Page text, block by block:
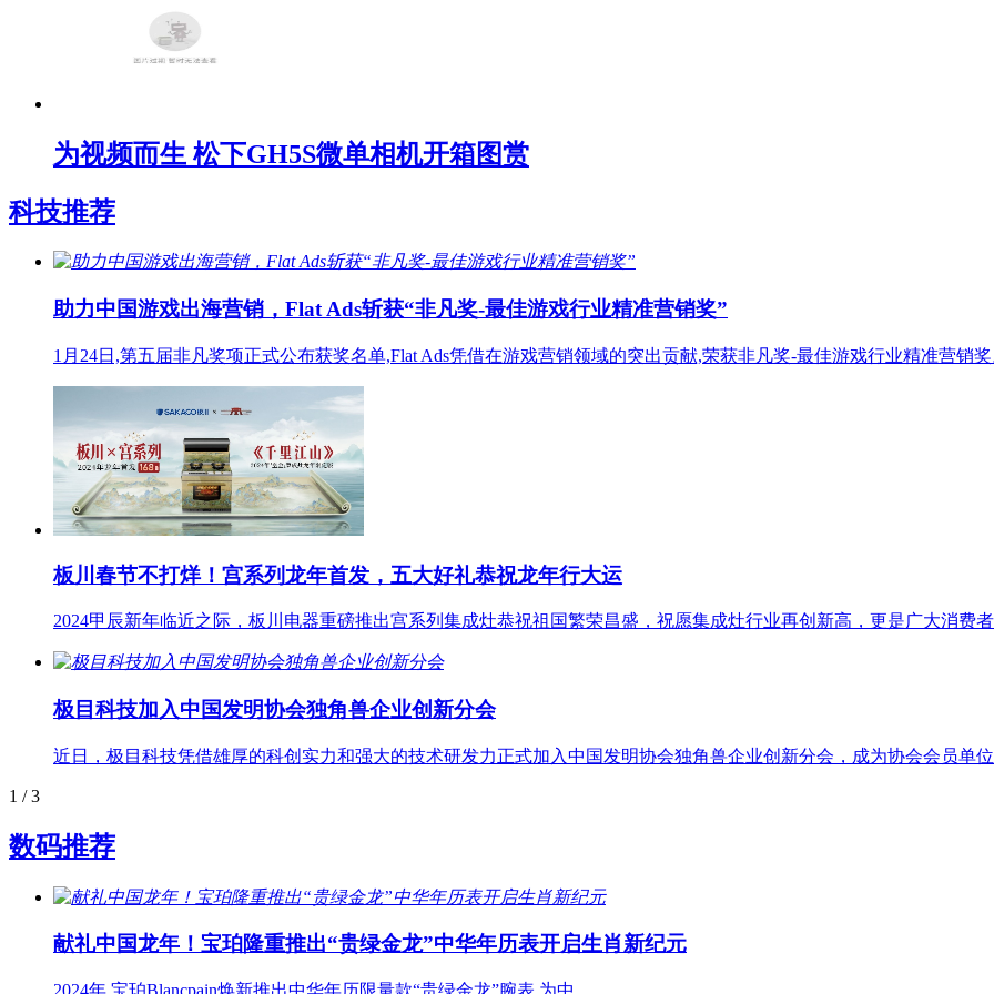
为视频而生 松下GH5S微单相机开箱图赏
科技推荐
助力中国游戏出海营销，Flat Ads斩获“非凡奖-最佳游戏行业精准营销奖”
1月24日,第五届非凡奖项正式公布获奖名单,Flat Ads凭借在游戏营销领域的突出贡献,荣获非凡奖-最佳游戏行业精准营销
板川春节不打烊！宫系列龙年首发，五大好礼恭祝龙年行大运
2024甲辰新年临近之际，板川电器重磅推出宫系列集成灶恭祝祖国繁荣昌盛，祝愿集成灶行业再创新高，更是广大消费
极目科技加入中国发明协会独角兽企业创新分会
近日，极目科技凭借雄厚的科创实力和强大的技术研发力正式加入中国发明协会独角兽企业创新分会，成为协会会员单
1 / 3
数码推荐
献礼中国龙年！宝珀隆重推出“贵绿金龙”中华年历表开启生肖新纪元
2024年,宝珀Blancpain焕新推出中华年历限量款“贵绿金龙”腕表,为中